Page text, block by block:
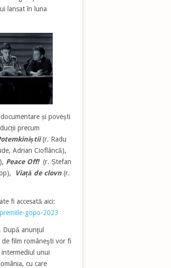
lansat în luna
și povești
precum
(r. Radu
Adrian Cioflâncă),
Peace Off!(r. Ștefan
Viață de clovn (r.
fi accesată aici:
gopo-2023
După anunţul
film româneşti vor fi
unui
cu care